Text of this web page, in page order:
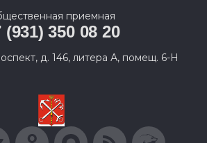
приемная
(931) 350 08 20
д. 146, литера А, помещ. 6-Н